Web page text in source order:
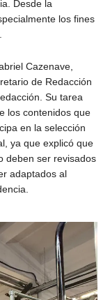
Desde la
los fines
Cazenave,
de Redacción
Su tarea
los contenidos que
en la selección
ya que explicó que
deben ser revisados
adaptados al